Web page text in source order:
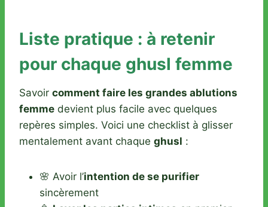
Liste pratique : à retenir
pour chaque ghusl femme
Savoir comment faire les grandes ablutions
femme devient plus facile avec quelques
repères simples. Voici une checklist à glisser
mentalement avant chaque ghusl :
🌸 Avoir l’intention de se purifier
sincèrement